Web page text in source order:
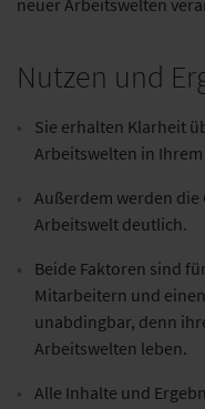
Nutzen und
Sie erhalten Klarheit
Arbeitswelten in
Außerdem werden
Arbeitswelt deutlich.
Beide Faktoren sind
Mitarbeitern und
unabdingbar, denn
Arbeitswelten leben.
Alle Inhalte und